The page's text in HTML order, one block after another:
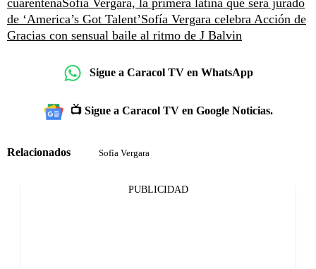
de ‘America’s Got Talent’Sofía Vergara celebra Acción de
Gracias con sensual baile al ritmo de J Balvin
Sigue a Caracol TV en WhatsApp
📺 Sigue a Caracol TV en Google Noticias.
Relacionados Sofía Vergara
PUBLICIDAD